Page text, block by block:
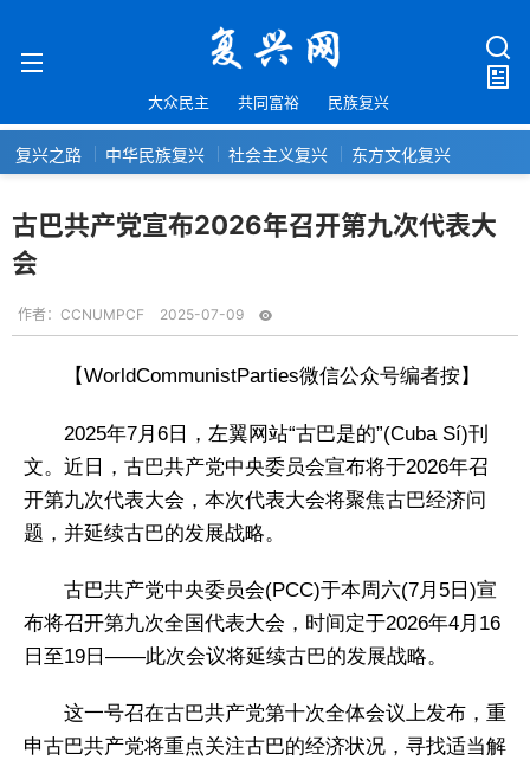
大众民主 共同富裕 民族复兴
复兴之路 中华民族复兴 社会主义复兴 东方文化复兴
古巴共产党宣布2026年召开第九次代表大
会
作者： CCNUMPCF 2025-07-09
【WorldCommunistParties微信公众号编者按】
2025年7月6日，左翼网站“古巴是的”(Cuba Sí)刊
文。近日，古巴共产党中央委员会宣布将于2026年召
开第九次代表大会，本次代表大会将聚焦古巴经济问
题，并延续古巴的发展战略。
古巴共产党中央委员会(PCC)于本周六(7月5日)宣
布将召开第九次全国代表大会，时间定于2026年4月16
日至19日——此次会议将延续古巴的发展战略。
这一号召在古巴共产党第十次全体会议上发布，重
申古巴共产党将重点关注古巴的经济状况，寻找适当解